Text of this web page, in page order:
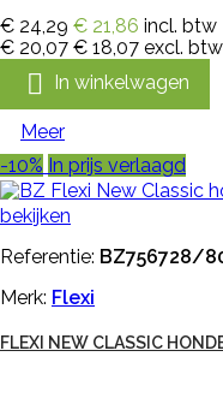
€ 24,29 € 21,86 incl. btw
€ 20,07 € 18,07 excl. btw
 In winkelwagen
Meer
-10% In prijs verlaagd
bekijken
Referentie: BZ756728/
Merk: Flexi
FLEXI NEW CLASSIC